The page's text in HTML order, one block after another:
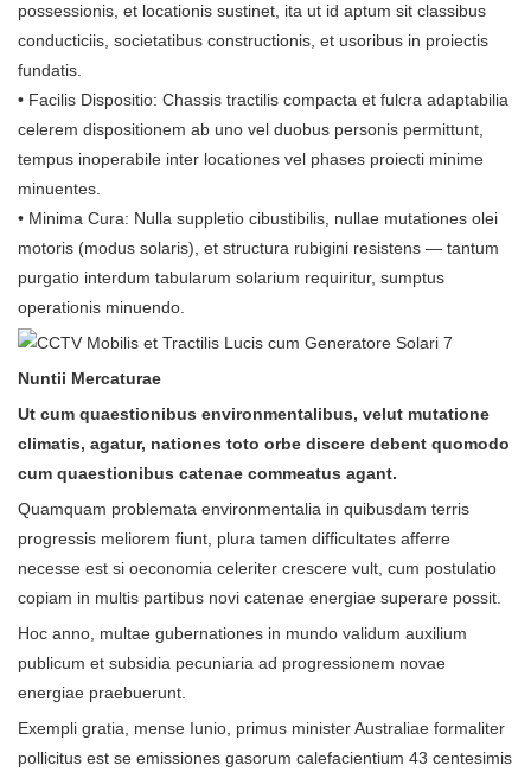
possessionis, et locationis sustinet, ita ut id aptum sit classibus
conducticiis, societatibus constructionis, et usoribus in proiectis
fundatis.
• Facilis Dispositio: Chassis tractilis compacta et fulcra adaptabilia
celerem dispositionem ab uno vel duobus personis permittunt,
tempus inoperabile inter locationes vel phases proiecti minime
minuentes.
• Minima Cura: Nulla suppletio cibustibilis, nullae mutationes olei
motoris (modus solaris), et structura rubigini resistens — tantum
purgatio interdum tabularum solarium requiritur, sumptus
operationis minuendo.
Nuntii Mercaturae
Ut cum quaestionibus environmentalibus, velut mutatione
climatis, agatur, nationes toto orbe discere debent quomodo
cum quaestionibus catenae commeatus agant.
Quamquam problemata environmentalia in quibusdam terris
progressis meliorem fiunt, plura tamen difficultates afferre
necesse est si oeconomia celeriter crescere vult, cum postulatio
copiam in multis partibus novi catenae energiae superare possit.
Hoc anno, multae gubernationes in mundo validum auxilium
publicum et subsidia pecuniaria ad progressionem novae
energiae praebuerunt.
Exempli gratia, mense Iunio, primus minister Australiae formaliter
pollicitus est se emissiones gasorum calefacientium 43 centesimis